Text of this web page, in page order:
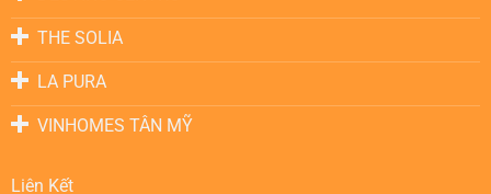
THE SOLIA
LA PURA
VINHOMES TÂN MỸ
Liên Kết